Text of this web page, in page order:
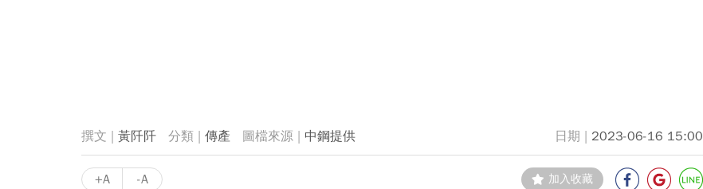
黃阡阡 傳產 中鋼提供 2023-06-16 15:00
+A -A 加入收藏